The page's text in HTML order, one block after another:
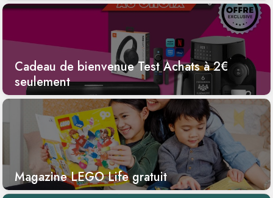
Cadeau de bienvenue Test Achats à 2€
seulement
Magazine LEGO Life gratuit